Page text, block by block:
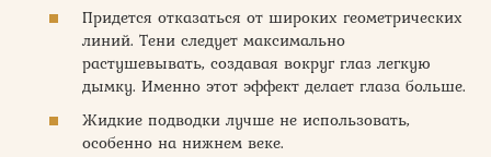
Придется отказаться от широких геометрических
линий. Тени следует максимально
растушевывать, создавая вокруг глаз легкую
дымку. Именно этот эффект делает глаза больше.
Жидкие подводки лучше не использовать,
особенно на нижнем веке.